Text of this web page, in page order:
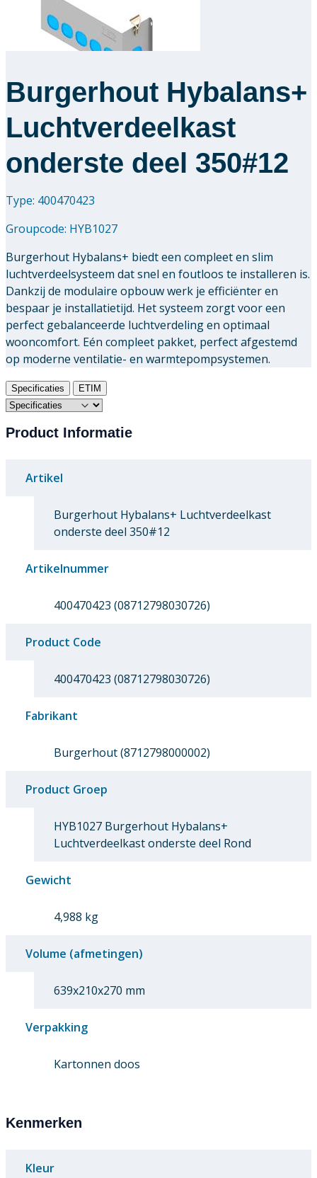
Burgerhout Hybalans+
Luchtverdeelkast
onderste deel 350#12
Type: 400470423
Groupcode: HYB1027
Burgerhout Hybalans+ biedt een compleet en slim
luchtverdeelsysteem dat snel en foutloos te installeren is.
Dankzij de modulaire opbouw werk je efficiënter en
bespaar je installatietijd. Het systeem zorgt voor een
perfect gebalanceerde luchtverdeling en optimaal
wooncomfort. Eén compleet pakket, perfect afgestemd
op moderne ventilatie- en warmtepompsystemen.
Specificaties ETIM
Product Informatie
Artikel
Burgerhout Hybalans+ Luchtverdeelkast
onderste deel 350#12
Artikelnummer
400470423 (08712798030726)
Product Code
400470423 (08712798030726)
Fabrikant
Burgerhout (8712798000002)
Product Groep
HYB1027 Burgerhout Hybalans+
Luchtverdeelkast onderste deel Rond
Gewicht
4,988 kg
Volume (afmetingen)
639x210x270 mm
Verpakking
Kartonnen doos
Kenmerken
Kleur